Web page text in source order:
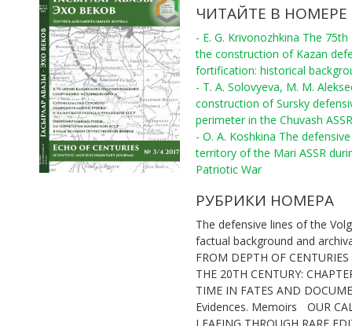
ЧИТАЙТЕ В НОМЕРЕ
- E. G. Krivonozhkina The
the construction of Kazan
fortification: historical
- T. A. Solovyeva, M. M.
construction of Sursky
perimeter in the Chuvash ASSR
- O. A. Koshkina The
territory of the Mari ASSR
Patriotic War
РУБРИКИ НОМЕРА
The defensive lines of the
factual background and
FROM DEPTH OF CENTURIES
THE 20TH CENTURY:
TIME IN FATES AND
Evidences. Memoirs
OUR
LEAFING THROUGH RARE